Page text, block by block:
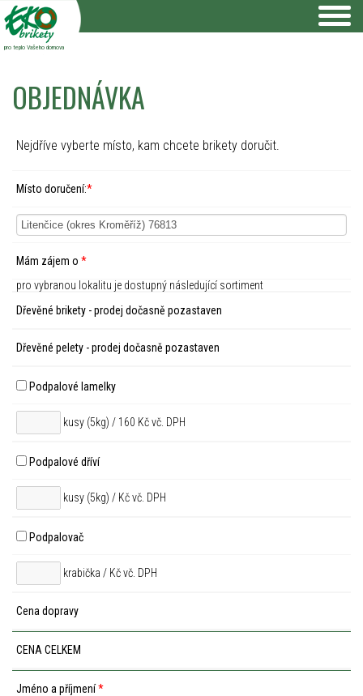
pro teplo Vašeho domova
OBJEDNÁVKA
Nejdříve vyberte místo, kam chcete brikety doručit.
Místo doručení:*
Mám zájem o *
pro vybranou lokalitu je dostupný následující sortiment
Dřevěné brikety - prodej dočasně pozastaven
Dřevěné pelety - prodej dočasně pozastaven
Podpalové lamelky
kusy (5kg) / 160 Kč vč. DPH
Podpalové dříví
kusy (5kg) / Kč vč. DPH
Podpalovač
krabička / Kč vč. DPH
Cena dopravy
CENA CELKEM
Jméno a příjmení*